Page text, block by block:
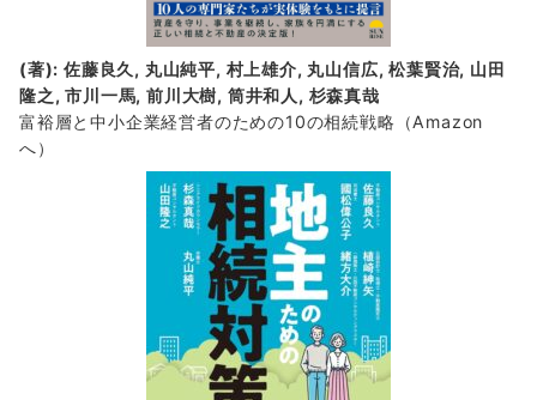
(著): 佐藤良久, 丸山純平, 村上雄介, 丸山信広, 松葉賢治, 山田
隆之, 市川一馬, 前川大樹, 筒井和人, 杉森真哉
富裕層と中小企業経営者のための10の相続戦略 （Amazon
へ）